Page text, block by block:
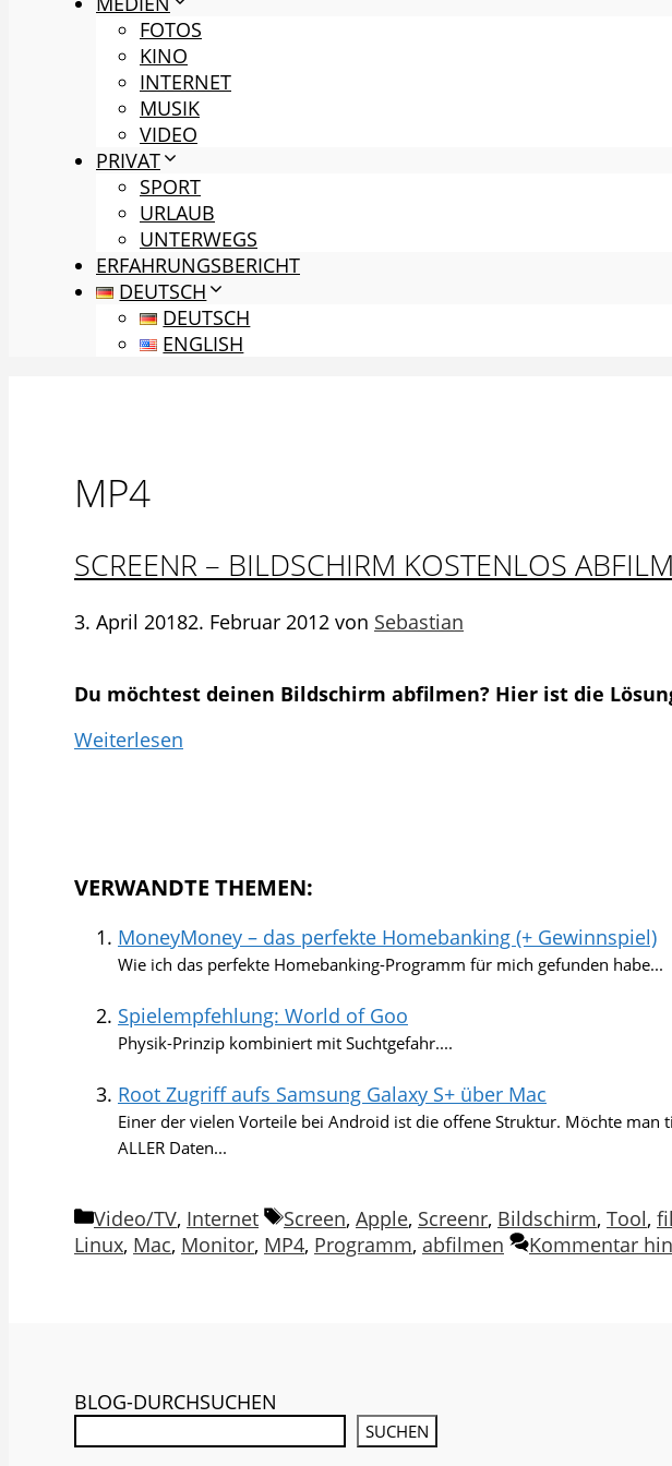
FOTOS
KINO
INTERNET
MUSIK
VIDEO
PRIVAT
SPORT
URLAUB
UNTERWEGS
ERFAHRUNGSBERICHT
DEUTSCH
DEUTSCH
ENGLISH
MP4
SCREENR – BILDSCHIRM KOSTENLOS
3. April 20182. Februar 2012 von Sebastian
Du möchtest deinen Bildschirm abfilmen? Hier ist die
Weiterlesen
VERWANDTE THEMEN:
MoneyMoney – das perfekte Homebanking (+ Gewinnspiel)
Wie ich das perfekte Homebanking-Programm für mich gefunden habe...
Spielempfehlung: World of Goo
Physik-Prinzip kombiniert mit Suchtgefahr....
Root Zugriff aufs Samsung Galaxy S+ über Mac
Einer der vielen Vorteile bei Android ist die offene Struktur. Möchte man
ALLER Daten...
Kategorien
Video/TV, Internet Schlagwörter
Screen, Apple, Screenr, Bildschirm, Tool,
Linux, Mac, Monitor, MP4, Programm, abfilmen Kommentar
BLOG-DURCHSUCHEN
SUCHEN